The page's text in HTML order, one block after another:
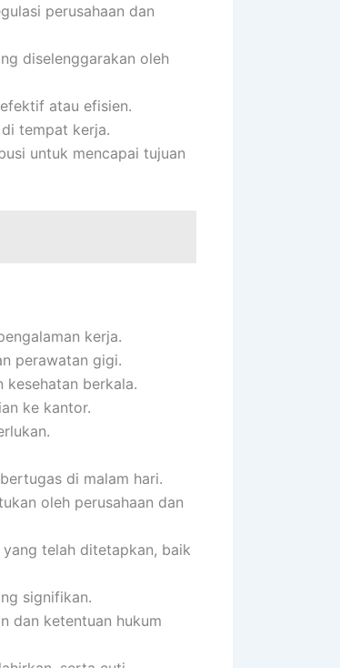
perusahaan dan
diselenggarakan oleh
atau efisien.
tempat kerja.
untuk mencapai tujuan
kerja.
perawatan gigi.
kesehatan berkala.
ke kantor.
di malam hari.
oleh perusahaan dan
telah ditetapkan, baik
signifikan.
dan ketentuan hukum